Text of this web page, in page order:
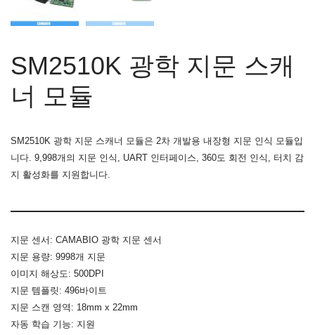
SM2510K 광학 지문 스캐
너 모듈
SM2510K 광학 지문 스캐너 모듈은 2차 개발용 내장형 지문 인식 모듈입
니다. 9,998개의 지문 인식, UART 인터페이스, 360도 회전 인식, 터치 감
지 활성화를 지원합니다.
지문 센서: CAMABIO 광학 지문 센서
지문 용량: 9998개 지문
이미지 해상도: 500DPI
지문 템플릿: 496바이트
지문 스캔 영역: 18mm x 22mm
자동 학습 기능: 지원